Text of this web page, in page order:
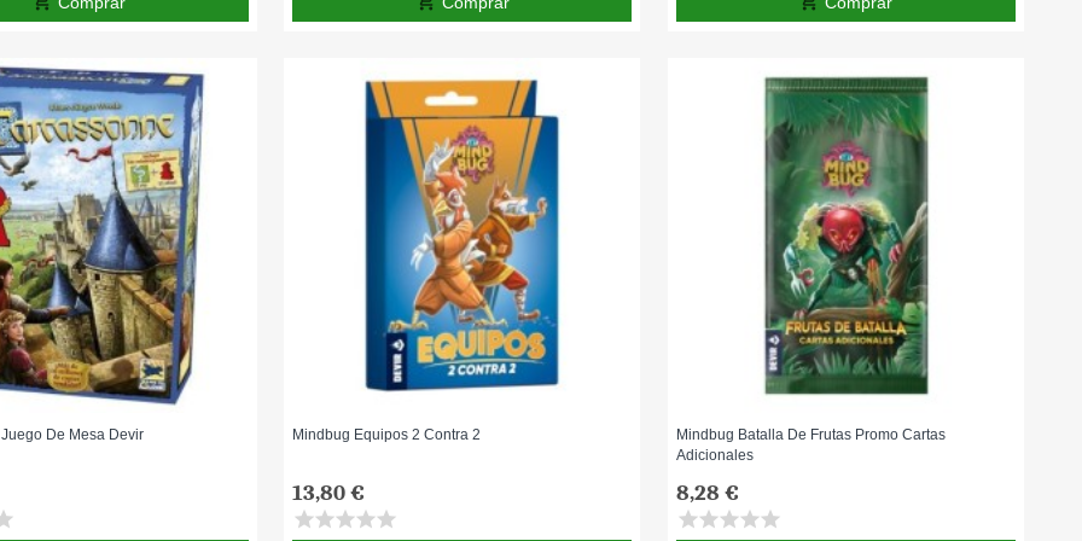
De Mesa Devir Mindbug Equipos 2 Contra 2
13,80 €
starstarstarstarstar
Mindbug Batalla De Frutas Promo Cartas
Adicionales
8,28 €
starstarstarstarstar